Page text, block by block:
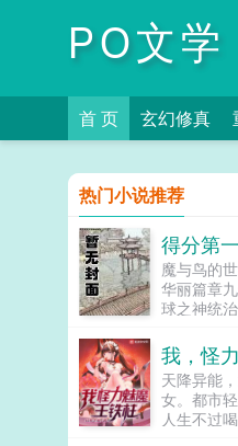
PO文学
首 页 玄幻修真
热门小说推荐
得分第一
魔与鸟的
华丽篇章
球之神统
让忠诚害
旧败北，
炸头，小
天生王者
独特的传
我，怪
天降异能
女。都市
人生不过